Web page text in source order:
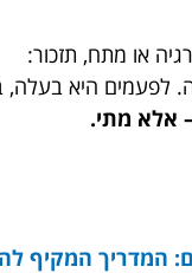
או מתח, תזכור:
לפעמים היא
אלא מתי.
המדריך המקיף